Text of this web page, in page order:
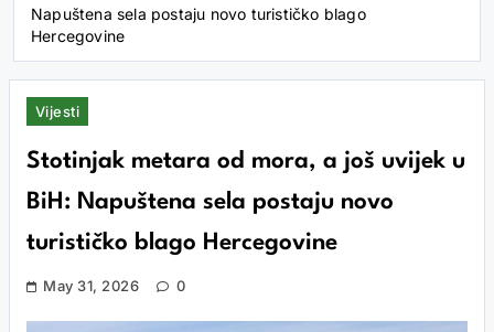
Napuštena sela postaju novo turističko blago
Hercegovine
Vijesti
Stotinjak metara od mora, a još uvijek u
BiH: Napuštena sela postaju novo
turističko blago Hercegovine
May 31, 2026 0